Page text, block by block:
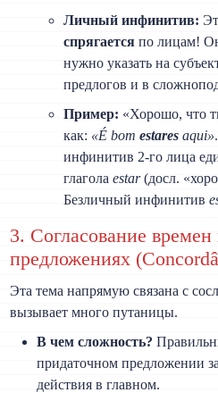
Личный инфинитив:
спрягается по лицам!
нужно указать на
предлогов и в
Пример: «Хорошо, что
как: «É bomestares aqui»
инфинитив 2-го лица
глаголаestar(досл.
Безличный инфинитив
3. Согласование
предложениях
Эта тема напрямую связана с
вызывает много путаницы.
В чем сложность?
придаточном предложении
действия в главном.